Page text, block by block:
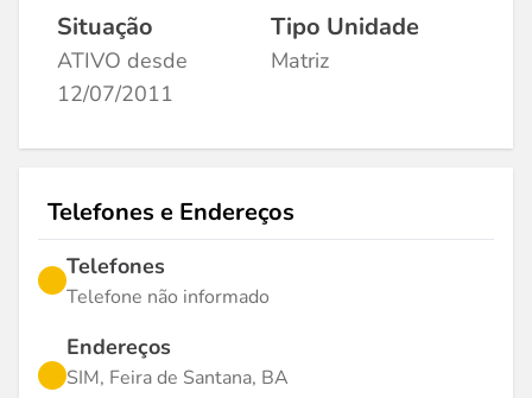
Situação
ATIVO desde
12/07/2011
Tipo Unidade
Matriz
Telefones e Endereços
Telefones
Telefone não informado
Endereços
SIM, Feira de Santana, BA